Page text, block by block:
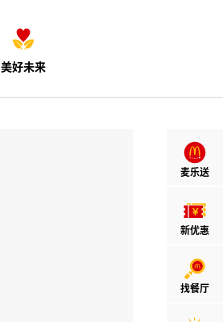
美好未来
麦乐送
新优惠
找餐厅